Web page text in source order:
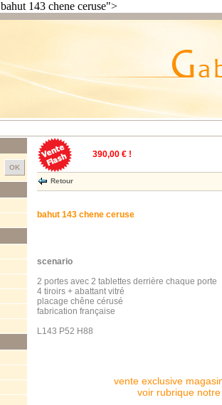
bahut 143 chene ceruse">
390,00 € !
Retour
bahut 143 chene ceruse
scenario
2 portes avec 2 tablettes derrière chaque porte
4 tiroirs + abattant vitré
placage chêne cérusé
fabrication française
L143 P52 H88
vente exclusive
voir rubrique